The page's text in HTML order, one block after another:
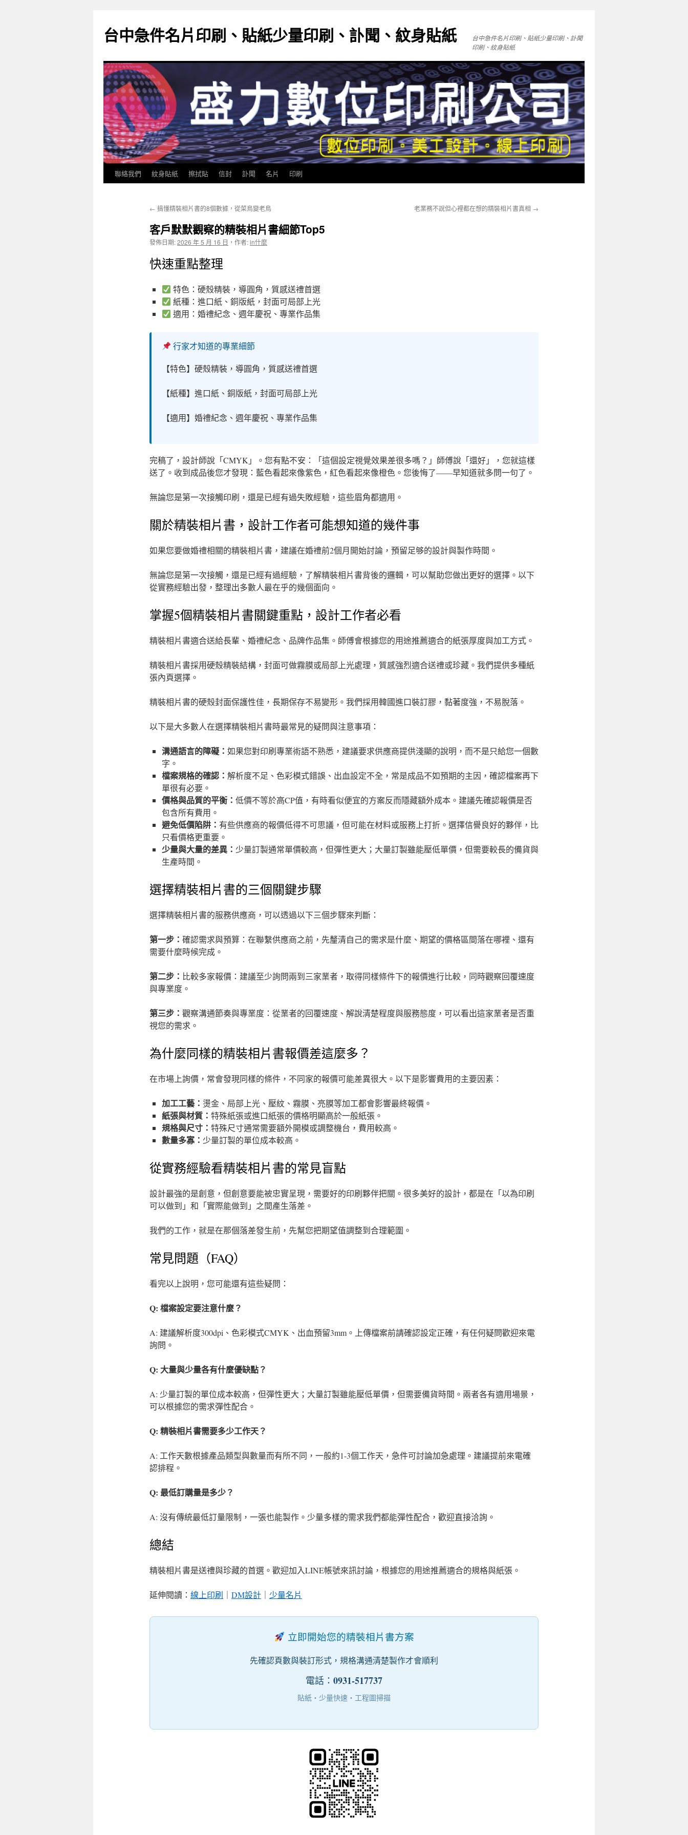
主
要
容
台中急件名片印刷、貼紙少量印刷、訃聞、紋身貼紙
台中急件名片印刷、貼紙少量印刷、訃聞
印刷、紋身貼紙
聯絡我們 紋身貼紙 擦拭貼 信封 訃聞 名片 印刷
← 搞懂精裝相片書的8個數據，從菜鳥變老鳥 老業務不說但心裡都在想的精裝相片書真相 →
客戶默默觀察的精裝相片書細節Top5
發佈日期:2026 年 5 月 16 日 ， 作者:in什麼
快速重點整理
特色：硬殼精裝，導圓角，質感送禮首選
紙種：進口紙、銅版紙，封面可局部上光
適用：婚禮紀念、週年慶祝、專業作品集
行家才知道的專業細節
【特色】硬殼精裝，導圓角，質感送禮首選
【紙種】進口紙、銅版紙，封面可局部上光
【適用】婚禮紀念、週年慶祝、專業作品集
完稿了，設計師說「CMYK」。您有點不安：「這個設定視覺效果差很多嗎？」師傅說「還好」，您就這樣
送了。收到成品後您才發現：藍色看起來像紫色，紅色看起來像橙色。您後悔了——早知道就多問一句了。
無論您是第一次接觸印刷，還是已經有過失敗經驗，這些眉角都適用。
關於精裝相片書，設計工作者可能想知道的幾件事
如果您要做婚禮相關的精裝相片書，建議在婚禮前2個月開始討論，預留足够的設計與製作時間。
無論您是第一次接觸，還是已經有過經驗，了解精裝相片書背後的邏輯，可以幫助您做出更好的選擇。以下
從實務經驗出發，整理出多數人最在乎的幾個面向。
掌握5個精裝相片書關鍵重點，設計工作者必看
精裝相片書適合送給長輩、婚禮紀念、品牌作品集。師傅會根據您的用途推薦適合的紙張厚度與加工方式。
精裝相片書採用硬殼精裝結構，封面可做霧膜或局部上光處理，質感強烈適合送禮或珍藏。我們提供多種紙
張內頁選擇。
精裝相片書的硬殼封面保護性佳，長期保存不易變形。我們採用韓國進口裝訂膠，黏著度強，不易脫落。
以下是大多數人在選擇精裝相片書時最常見的疑問與注意事項：
溝通語言的障礙： 如果您對印刷專業術語不熟悉，建議要求供應商提供淺顯的說明，而不是只給您一個數
字。
檔案規格的確認： 解析度不足、色彩模式錯誤、出血設定不全，常是成品不如預期的主因，確認檔案再下
單很有必要。
價格與品質的平衡： 低價不等於高CP值，有時看似便宜的方案反而隱藏額外成本。建議先確認報價是否
包含所有費用。
避免低價陷阱： 有些供應商的報價低得不可思議，但可能在材料或服務上打折。選擇信譽良好的夥伴，比
只看價格更重要。
少量與大量的差異： 少量訂製通常單價較高，但彈性更大；大量訂製雖能壓低單價，但需要較長的備貨與
生產時間。
選擇精裝相片書的三個關鍵步驟
選擇精裝相片書的服務供應商，可以透過以下三個步驟來判斷：
第一步： 確認需求與預算：在聯繫供應商之前，先釐清自己的需求是什麼、期望的價格區間落在哪裡、還有
需要什麼時候完成。
第二步： 比較多家報價：建議至少詢問兩到三家業者，取得同樣條件下的報價進行比較，同時觀察回覆速度
與專業度。
第三步： 觀察溝通節奏與專業度：從業者的回覆速度、解說清楚程度與服務態度，可以看出這家業者是否重
視您的需求。
為什麼同樣的精裝相片書報價差這麼多？
在市場上詢價，常會發現同樣的條件，不同家的報價可能差異很大。以下是影響費用的主要因素：
加工工藝： 燙金、局部上光、壓紋、霧膜、亮膜等加工都會影響最終報價。
紙張與材質： 特殊紙張或進口紙張的價格明顯高於一般紙張。
規格與尺寸： 特殊尺寸通常需要額外開模或調整機台，費用較高。
數量多寡： 少量訂製的單位成本較高。
從實務經驗看精裝相片書的常見盲點
設計最強的是創意，但創意要能被忠實呈現，需要好的印刷夥伴把關。很多美好的設計，都是在「以為印刷
可以做到」和「實際能做到」之間產生落差。
我們的工作，就是在那個落差發生前，先幫您把期望值調整到合理範圍。
常見問題（FAQ）
看完以上說明，您可能還有這些疑問：
Q: 檔案設定要注意什麼？
A: 建議解析度300dpi、色彩模式CMYK、出血預留3mm。上傳檔案前請確認設定正確，有任何疑問歡迎來電
詢問。
Q: 大量與少量各有什麼優缺點？
A: 少量訂製的單位成本較高，但彈性更大；大量訂製雖能壓低單價，但需要備貨時間。兩者各有適用場景，
可以根據您的需求彈性配合。
Q: 精裝相片書需要多少工作天？
A: 工作天數根據產品類型與數量而有所不同，一般約1-3個工作天，急件可討論加急處理。建議提前來電確
認排程。
Q: 最低訂購量是多少？
A: 沒有傳統最低訂量限制，一張也能製作。少量多樣的需求我們都能彈性配合，歡迎直接洽詢。
總結
精裝相片書是送禮與珍藏的首選。歡迎加入LINE帳號來訊討論，根據您的用途推薦適合的規格與紙張。
延伸閱讀： 線上印刷 DM設計 少量名片
立即開始您的精裝相片書方案
先確認頁數與裝訂形式，規格溝通清楚製作才會順利
電話： 0931-517737
貼紙・少量快速・工程圖掃描